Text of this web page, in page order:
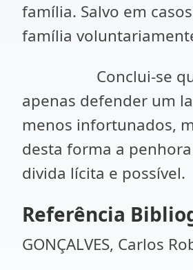
família. Salvo em
família
Conclui-se que a
apenas defender um
menos infortunados,
desta forma a
divida lícita e possível.
Referência
GONÇALVES, Carlos